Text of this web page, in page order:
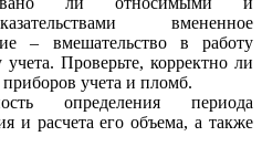
вмененное
– вмешательство в работу
Проверьте, корректно ли
учета и пломб.
определения периода
и расчета его объема, а также